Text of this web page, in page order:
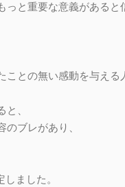
と重要な意義があると
との無い感動を与える
、
ブレがあり、
ました。